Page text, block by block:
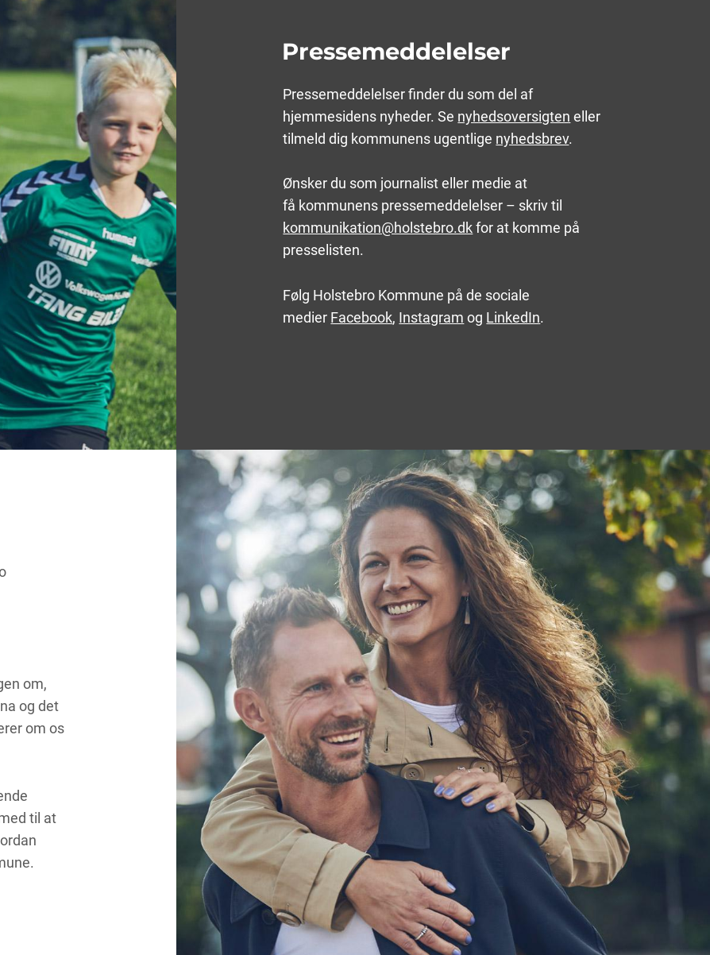
Pressemeddelelser
Pressemeddelelser finder du som del af
hjemmesidens nyheder. Se nyhedsoversigten eller
tilmeld dig kommunens ugentlige nyhedsbrev.
Ønsker du som journalist eller medie at
få kommunens pressemeddelelser – skriv til
kommunikation@holstebro.dkfor at komme på
presselisten.
Følg Holstebro Kommune på de sociale
medier Facebook, Instagram og LinkedIn.
om,
og det
om os
til at